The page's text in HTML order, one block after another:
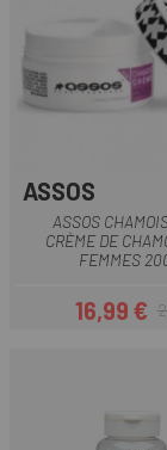
ASSOS
ASSOS
CRÈME DE
FEMMES
Prix
16,99 €Prix